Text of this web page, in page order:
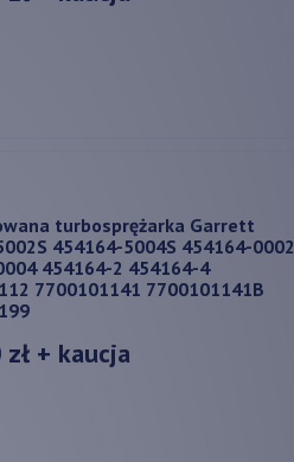
turbosprężarka Garrett
454164-5004S 454164-0002
454164-2 454164-4
7700101141 7700101141B
+ kaucja